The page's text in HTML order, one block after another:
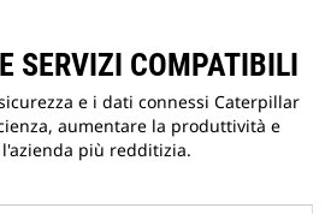
SERVIZI COMPATIBILI
e i dati connessi Caterpillar
aumentare la produttività e
più redditizia.